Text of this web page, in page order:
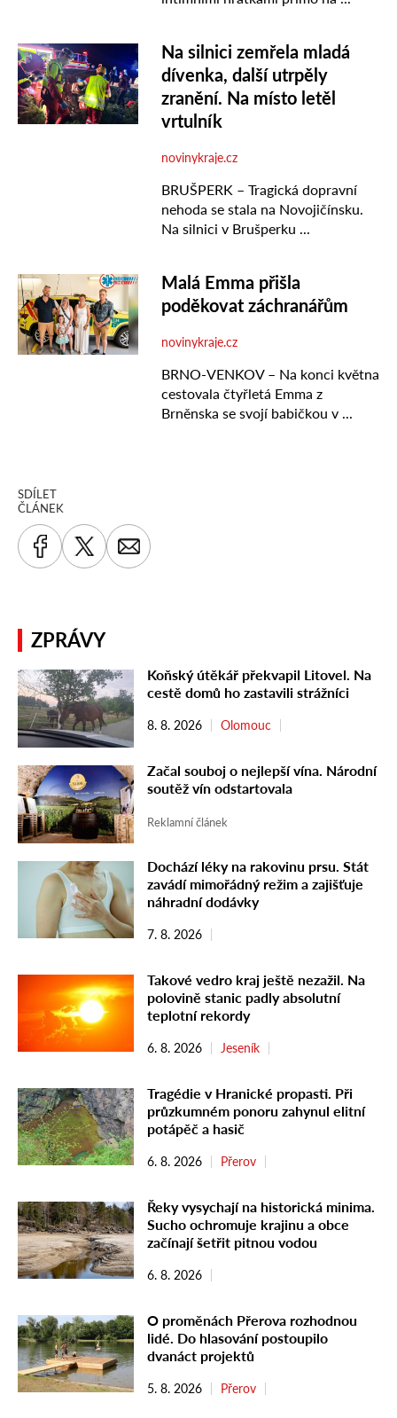
SDÍLET
ČLÁNEK
ZPRÁVY
Koňský útěkář překvapil Litovel. Na
cestě domů ho zastavili strážníci
8. 8. 2026 Olomouc
Začal souboj o nejlepší vína. Národní
soutěž vín odstartovala
Reklamní článek
Dochází léky na rakovinu prsu. Stát
zavádí mimořádný režim a zajišťuje
náhradní dodávky
7. 8. 2026
Takové vedro kraj ještě nezažil. Na
polovině stanic padly absolutní
teplotní rekordy
6. 8. 2026 Jeseník
Tragédie v Hranické propasti. Při
průzkumném ponoru zahynul elitní
potápěč a hasič
6. 8. 2026 Přerov
Řeky vysychají na historická minima.
Sucho ochromuje krajinu a obce
začínají šetřit pitnou vodou
6. 8. 2026
O proměnách Přerova rozhodnou
lidé. Do hlasování postoupilo
dvanáct projektů
5. 8. 2026 Přerov